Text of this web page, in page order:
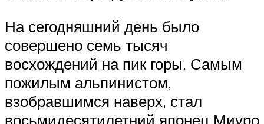
На сегодняшний день было
совершено семь тысяч
восхождений на пик горы. Самым
пожилым альпинистом,
взобравшимся наверх, стал
восьмидесятилетний японец Миуро